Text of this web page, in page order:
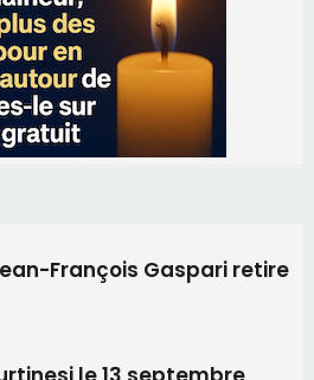
François Gaspari retire
le 13 septembre
producteurs à Cruculi le
A Nuciola organise une